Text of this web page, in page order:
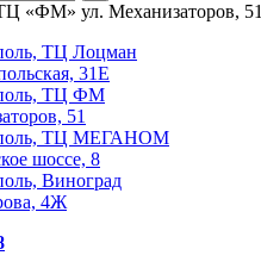
«ФМ» ул. Механизаторов, 51
ТЦ Лоцман
31Е
ТЦ ФМ
51
ТЦ МЕГАНОМ
шоссе, 8
Виноград
4Ж